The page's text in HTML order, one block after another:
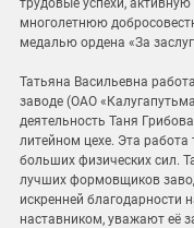
трудовые успехи,
многолетнюю
медалью ордена «За
Татьяна Васильевна
заводе (ОАО
деятельность Таня
литейном цехе. Эта работа
больших физических сил.
лучших формовщиков
искренней благодарности
наставником, уважают её